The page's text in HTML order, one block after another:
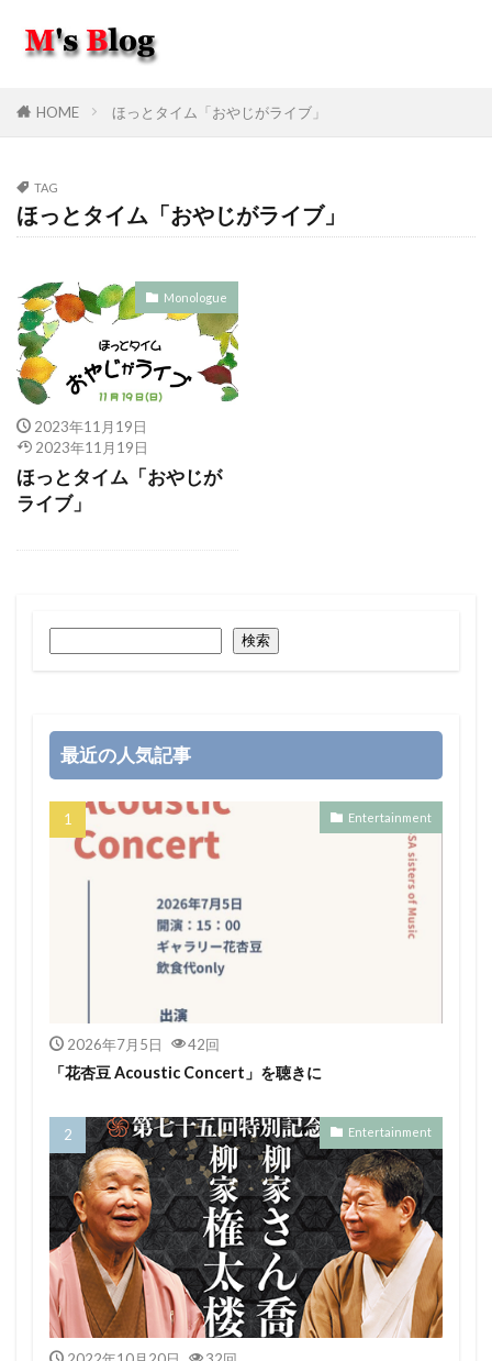
HOME ほっとタイム「おやじがライブ」
TAG
ほっとタイム「おやじがライブ」
Monologue
2023年11月19日
2023年11月19日
ほっとタイム「おやじが
ライブ」
検索
最近の人気記事
Entertainment
2026年7月5日 42回
「花杏豆 Acoustic Concert」を聴きに
Entertainment